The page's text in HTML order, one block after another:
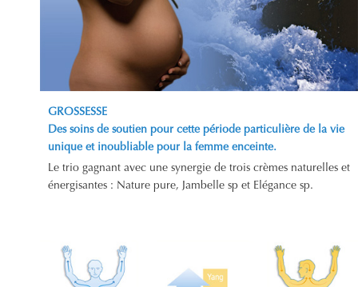
GROSSESSE
Des soins de soutien pour cette période particulière de la vie
unique et inoubliable pour la femme enceinte.
Le trio gagnant avec une synergie de trois crèmes naturelles et
énergisantes : Nature pure, Jambelle sp et Elégance sp.